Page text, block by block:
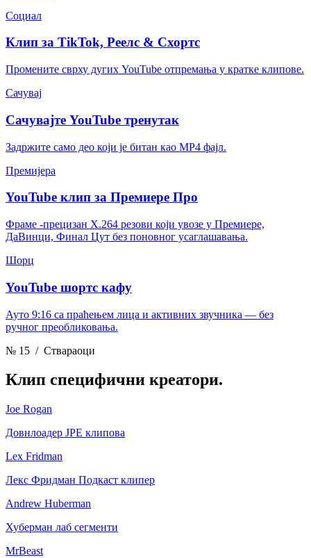
Социал
Клип за TikTok, Реелс & Схортс
Промените сврху дугих YouTube отпремања у кратке клипове.
Сачувај
Сачувајте YouTube тренутак
Задржите само део који је битан као MP4 фајл.
Премијера
YouTube клип за Премиере Про
Фраме -прецизан Х.264 резови који увозе у Премиере,
ДаВинци, Финал Цут без поновног усаглашавања.
Шорц
YouTube шортс кафу
Ауто 9:16 са праћењем лица и активних звучника — без
ручног преобликовања.
№ 15 / Ствараоци
Клип специфични креатори.
Joe Rogan
Довнлоадер ЈРЕ клипова
Lex Fridman
Лекс Фридман Подкаст клипер
Andrew Huberman
Хуберман лаб сегменти
MrBeast